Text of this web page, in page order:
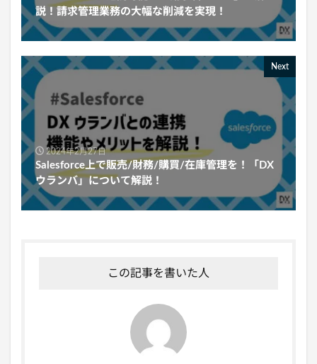
説！請求管理業務の大幅な削減を実現！
Next
2024年2月27日
Salesforce上で販売/財務/購買/在庫管理を！「DX
ウランバ」について解説！
この記事を書いた人